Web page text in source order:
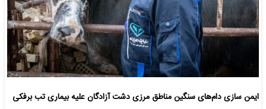
ایمن سازی دام‌های سنگین مناطق مرزی دشت آزادگان علیه بیماری تب برفکی